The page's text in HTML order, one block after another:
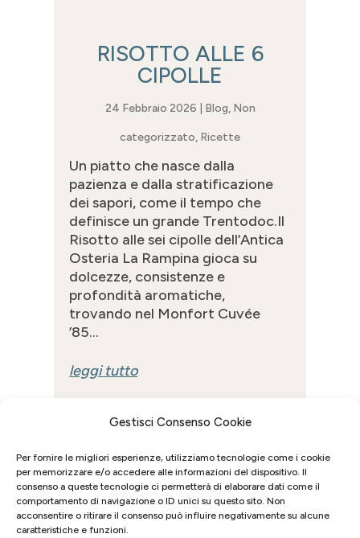
Gestisci Consenso Cookie
Per fornire le migliori esperienze, utilizziamo tecnologie come i cookie
per memorizzare e/o accedere alle informazioni del dispositivo. Il
consenso a queste tecnologie ci permetterà di elaborare dati come il
comportamento di navigazione o ID unici su questo sito. Non
acconsentire o ritirare il consenso può influire negativamente su alcune
caratteristiche e funzioni.
RISOTTO ALLE 6
CIPOLLE
24 Febbraio 2026 Blog, Non
categorizzato, Ricette
Un piatto che nasce dalla
pazienza e dalla stratificazione
dei sapori, come il tempo che
definisce un grande Trentodoc.Il
Risotto alle sei cipolle dell’Antica
Osteria La Rampina gioca su
dolcezze, consistenze e
profondità aromatiche,
trovando nel Monfort Cuvée
’85...
leggi tutto